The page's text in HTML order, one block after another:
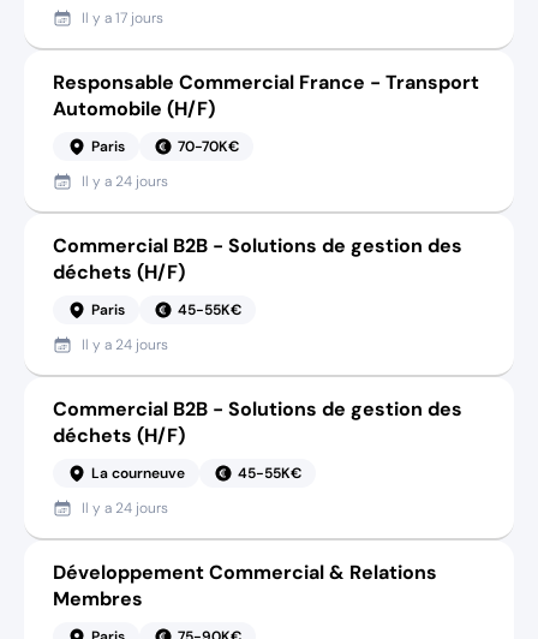
Il y a17 jours
Responsable Commercial France - Transport
Automobile (H/F)
Paris
70-70K€
Il y a 24 jours
Commercial B2B - Solutions de gestion des
déchets (H/F)
Paris
45-55K€
Il y a 24 jours
Commercial B2B - Solutions de gestion des
déchets (H/F)
La courneuve
45-55K€
Il y a 24 jours
Développement Commercial & Relations
Membres